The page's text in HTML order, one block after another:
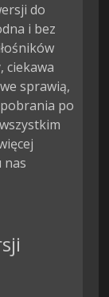
do
i bez
ciekawa
sprawią,
po
nas